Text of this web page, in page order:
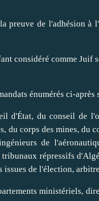
de l'adhésion à
considéré comme Juif
énumérés ci-
d'État, du conseil de
du corps des mines, du
de
répressifs
de l'élection,
ministériels,